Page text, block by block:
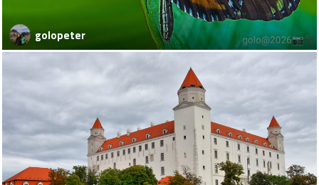
golopeter